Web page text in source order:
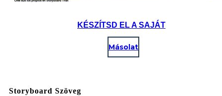
KÉSZÍTSD EL A SAJÁT
Másolat
Storyboard Szöveg